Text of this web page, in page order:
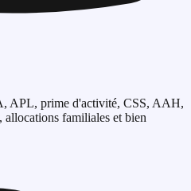
APL, prime d'activité, CSS, AAH,
familiales et bien